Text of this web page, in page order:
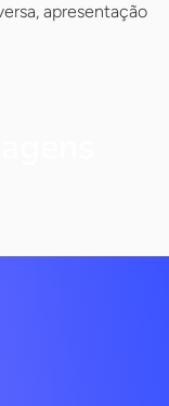
apresentação